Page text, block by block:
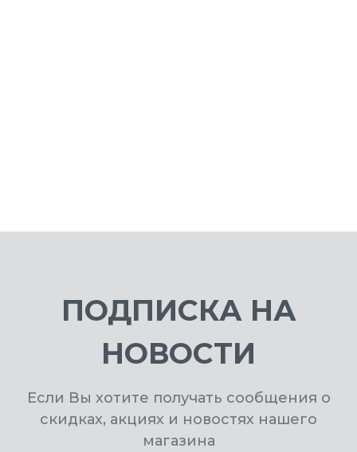
ПОДПИСКА НА
НОВОСТИ
Если Вы хотите получать сообщения о
скидках, акциях и новостях нашего
магазина